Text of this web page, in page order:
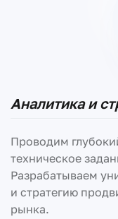
Аналитика и
Проводим
техническое
Разрабатываем
и стратегию
рынка.